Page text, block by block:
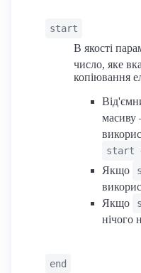
start
В якості
число, яке
копіювання
start
Якщо
Якщо
нічого
end